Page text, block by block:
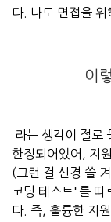
다. 나도 면접을 위
이
라는 생각이 절로
한정되어있어, 지
(그런 걸 신경 쓸
코딩 테스트"를 따
다. 즉, 훌륭한 지